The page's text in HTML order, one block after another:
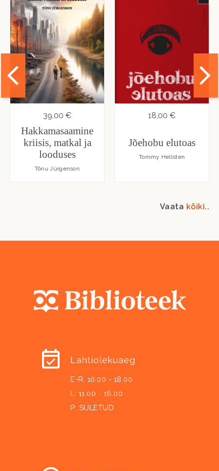
39,00 €
Hakkamasaamine
kriisis, matkal ja
looduses
Tõnu Jürgenson
18,00 €
Jõehobu elutoas
Tommy Hellsten
Vaata kõiki..
Lahtiolekuaeg
E-R: 10.00 - 18.00
L: 11.00 - 16.00
P: SULETUD